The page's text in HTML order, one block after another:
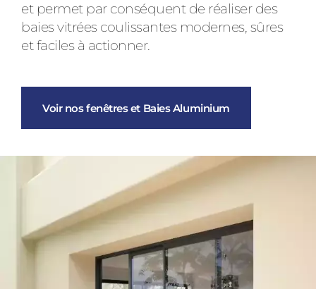
et permet par conséquent de réaliser des
baies vitrées coulissantes modernes, sûres
et faciles à actionner.
Voir nos fenêtres et Baies Aluminium